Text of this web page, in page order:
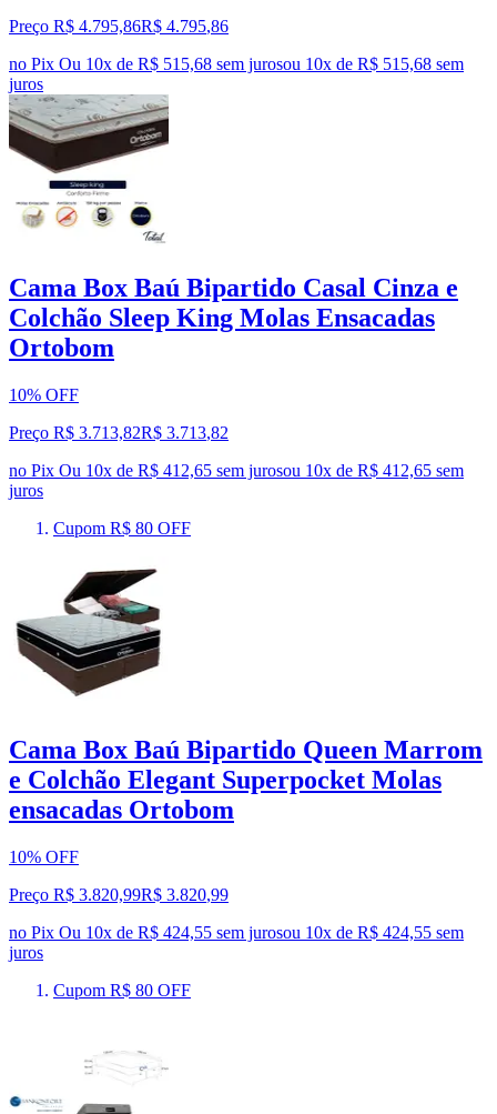
Preço R$ 4.795,86R$ 4.795,86
no Pix Ou 10x de R$ 515,68 sem jurosou 10x de R$ 515,68 sem
juros
Cama Box Baú Bipartido Casal Cinza e
Colchão Sleep King Molas Ensacadas
Ortobom
10% OFF
Preço R$ 3.713,82R$ 3.713,82
no Pix Ou 10x de R$ 412,65 sem jurosou 10x de R$ 412,65 sem
juros
Cupom R$ 80 OFF
Cama Box Baú Bipartido Queen Marrom
e Colchão Elegant Superpocket Molas
ensacadas Ortobom
10% OFF
Preço R$ 3.820,99R$ 3.820,99
no Pix Ou 10x de R$ 424,55 sem jurosou 10x de R$ 424,55 sem
juros
Cupom R$ 80 OFF